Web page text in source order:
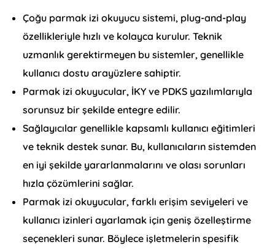
Çoğu parmak izi okuyucu sistemi, plug-and-play
özellikleriyle hızlı ve kolayca kurulur. Teknik
uzmanlık gerektirmeyen bu sistemler, genellikle
kullanıcı dostu arayüzlere sahiptir.
Parmak izi okuyucular, İKY ve PDKS yazılımlarıyla
sorunsuz bir şekilde entegre edilir.
Sağlayıcılar genellikle kapsamlı kullanıcı eğitimleri
ve teknik destek sunar. Bu, kullanıcıların sistemden
en iyi şekilde yararlanmalarını ve olası sorunları
hızla çözümlerini sağlar.
Parmak izi okuyucular, farklı erişim seviyeleri ve
kullanıcı izinleri ayarlamak için geniş özelleştirme
seçenekleri sunar. Böylece işletmelerin spesifik